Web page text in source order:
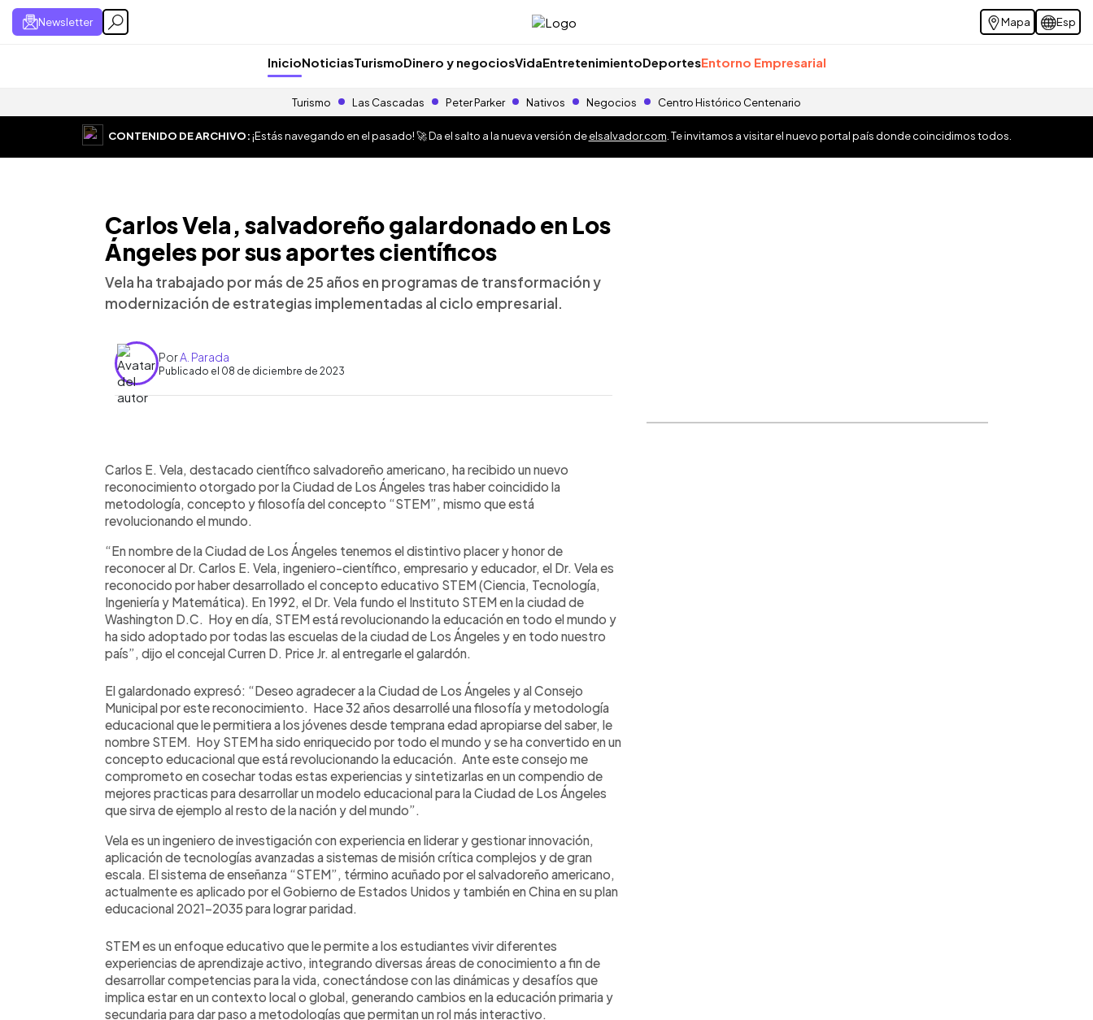
Newsletter Mapa Esp
InicioNoticiasTurismoDinero y negociosVidaEntretenimientoDeportesEntorno Empresarial
Turismo Las Cascadas Peter Parker Nativos Negocios Centro Histórico Centenario
CONTENIDO DE ARCHIVO:¡Estás navegando en el pasado! 🚀 Da el salto a la nueva versión deelsalvador.com . Te invitamos a visitar el nuevo portal país donde coincidimos todos.
Carlos Vela, salvadoreño galardonado en Los
Ángeles por sus aportes científicos
Vela ha trabajado por más de 25 años en programas de transformación y
modernización de estrategias implementadas al ciclo empresarial.
PorA. Parada
Publicado el 08 de diciembre de 2023
► Escuchar artículo
Carlos E. Vela, destacado científico salvadoreño americano, ha recibido un nuevo
reconocimiento otorgado por la Ciudad de Los Ángeles tras haber coincidido la
metodología, concepto y filosofía del concepto “STEM”, mismo que está
revolucionando el mundo.
“En nombre de la Ciudad de Los Ángeles tenemos el distintivo placer y honor de
reconocer al Dr. Carlos E. Vela, ingeniero-científico, empresario y educador, el Dr. Vela es
reconocido por haber desarrollado el concepto educativo STEM (Ciencia, Tecnología,
Ingeniería y Matemática). En 1992, el Dr. Vela fundo el Instituto STEM en la ciudad de
Washington D.C. Hoy en día, STEM está revolucionando la educación en todo el mundo y
ha sido adoptado por todas las escuelas de la ciudad de Los Ángeles y en todo nuestro
país”, dijo el concejal Curren D. Price Jr. al entregarle el galardón.
El galardonado expresó: “Deseo agradecer a la Ciudad de Los Ángeles y al Consejo
Municipal por este reconocimiento. Hace 32 años desarrollé una filosofía y metodología
educacional que le permitiera a los jóvenes desde temprana edad apropiarse del saber, le
nombre STEM. Hoy STEM ha sido enriquecido por todo el mundo y se ha convertido en un
concepto educacional que está revolucionando la educación. Ante este consejo me
comprometo en cosechar todas estas experiencias y sintetizarlas en un compendio de
mejores practicas para desarrollar un modelo educacional para la Ciudad de Los Ángeles
que sirva de ejemplo al resto de la nación y del mundo”.
Vela es un ingeniero de investigación con experiencia en liderar y gestionar innovación,
aplicación de tecnologías avanzadas a sistemas de misión crítica complejos y de gran
escala. El sistema de enseñanza “STEM”, término acuñado por el salvadoreño americano,
actualmente es aplicado por el Gobierno de Estados Unidos y también en China en su plan
educacional 2021-2035 para lograr paridad.
STEM es un enfoque educativo que le permite a los estudiantes vivir diferentes
experiencias de aprendizaje activo, integrando diversas áreas de conocimiento a fin de
desarrollar competencias para la vida, conectándose con las dinámicas y desafíos que
implica estar en un contexto local o global, generando cambios en la educación primaria y
secundaria para dar paso a metodologías que permitan un rol más interactivo.